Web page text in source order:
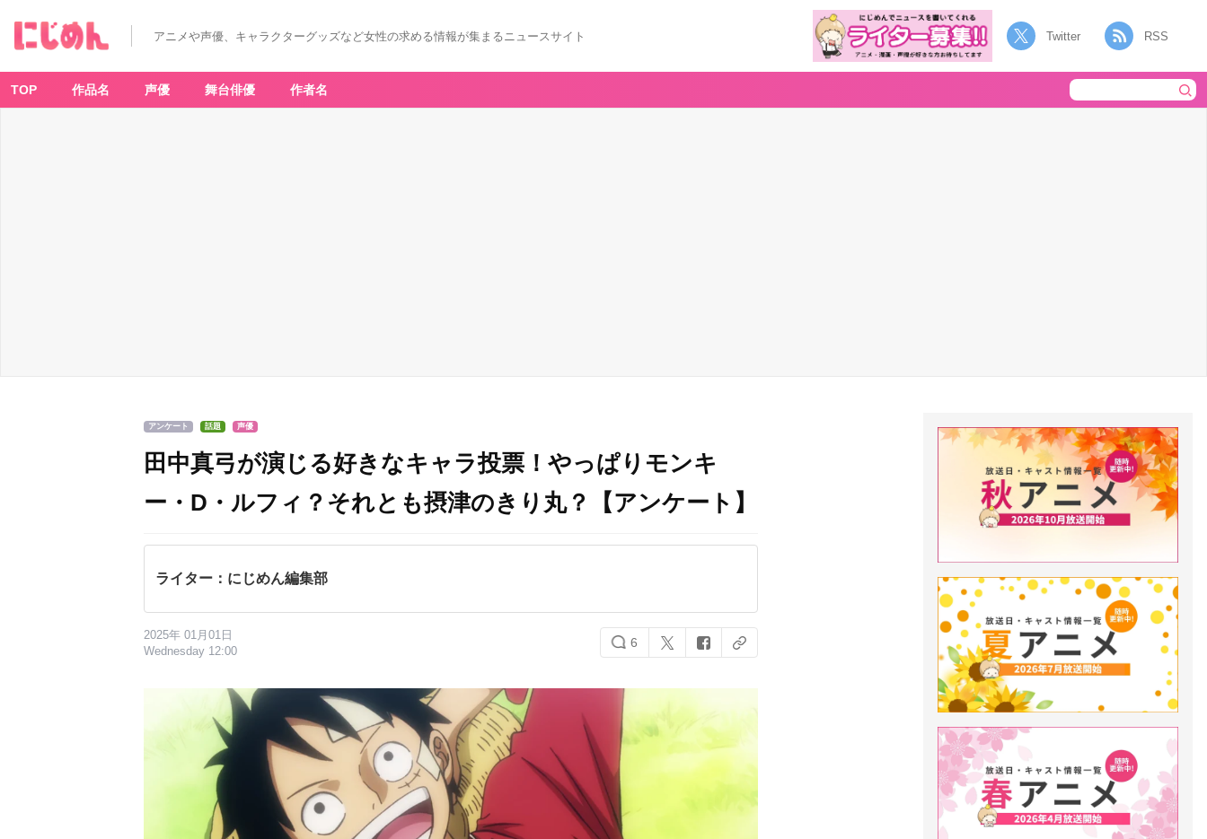
アニメや声優、キャラクターグッズなど女性の求める情報が集まるニュースサイト Twitter RSS
TOP 作品名 声優 舞台俳優 作者名
アンケート 話題 声優
田中真弓が演じる好きなキャラ投票！やっぱりモンキ
ー・D・ルフィ？それとも摂津のきり丸？【アンケート】
ライター：にじめん編集部
2025年 01月01日
Wednesday 12:00
6